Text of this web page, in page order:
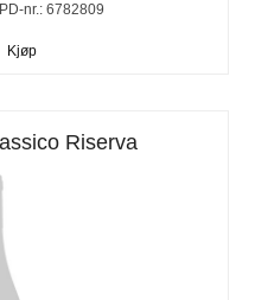
nr.: 6782809
Kjøp
Riserva